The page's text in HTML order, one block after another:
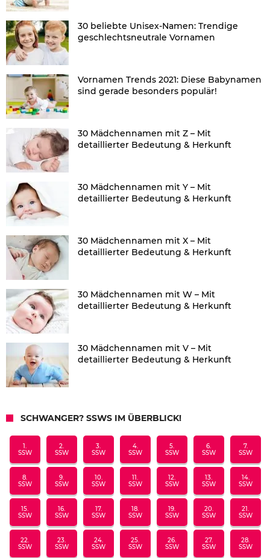
30 beliebte Unisex-Namen: Trendige
geschlechtsneutrale Vornamen
Vornamen Trends 2021: Diese Babynamen
sind gerade besonders populär!
30 Mädchennamen mit Z – Mit
detaillierter Bedeutung & Herkunft
30 Mädchennamen mit Y – Mit
detaillierter Bedeutung & Herkunft
30 Mädchennamen mit X – Mit
detaillierter Bedeutung & Herkunft
30 Mädchennamen mit W – Mit
detaillierter Bedeutung & Herkunft
30 Mädchennamen mit V – Mit
detaillierter Bedeutung & Herkunft
SCHWANGER? SSWS IM ÜBERBLICK!
1.
SSW
2.
SSW
3.
SSW
4.
SSW
5.
SSW
6.
SSW
7.
SSW
8.
SSW
9.
SSW
10.
SSW
11.
SSW
12.
SSW
13.
SSW
14.
SSW
15.
SSW
16.
SSW
17.
SSW
18.
SSW
19.
SSW
20.
SSW
21.
SSW
22.
SSW
23.
SSW
24.
SSW
25.
SSW
26.
SSW
27.
SSW
28.
SSW